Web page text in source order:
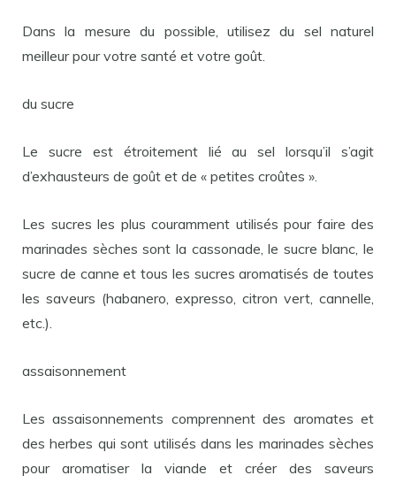
Dans la mesure du possible, utilisez du sel naturel
meilleur pour votre santé et votre goût.
du sucre
Le sucre est étroitement lié au sel lorsqu’il s’agit
d’exhausteurs de goût et de « petites croûtes ».
Les sucres les plus couramment utilisés pour faire des
marinades sèches sont la cassonade, le sucre blanc, le
sucre de canne et tous les sucres aromatisés de toutes
les saveurs (habanero, expresso, citron vert, cannelle,
etc.).
assaisonnement
Les assaisonnements comprennent des aromates et
des herbes qui sont utilisés dans les marinades sèches
pour aromatiser la viande et créer des saveurs